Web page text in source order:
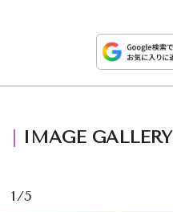
CELEBRITY
WEDDING
IMAGE GALLERY
1/5